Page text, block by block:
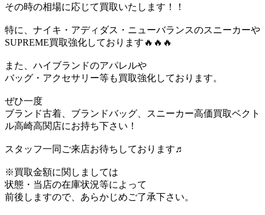
その時の相場に応じて買取いたします！！
特に、ナイキ・アディダス・ニューバランスのスニーカーや
SUPREME買取強化しております🔥🔥🔥
また、ハイブランドのアパレルや
バッグ・アクセサリー等も買取強化しております。
ぜひ一度
ブランド古着、ブランドバッグ、スニーカー高価買取ベクト
ル高崎高関店にお持ち下さい！
スタッフ一同ご来店お待ちしております♬
※買取金額に関しましては
状態・当店の在庫状況等によって
前後しますので、あらかじめご了承下さい。